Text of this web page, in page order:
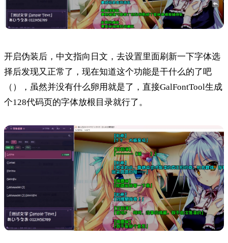
开启伪装后，中文指向日文，去设置里面刷新一下字体选
择后发现又正常了，现在知道这个功能是干什么的了吧
（），虽然并没有什么卵用就是了，直接GalFontTool生成
个128代码页的字体放根目录就行了。